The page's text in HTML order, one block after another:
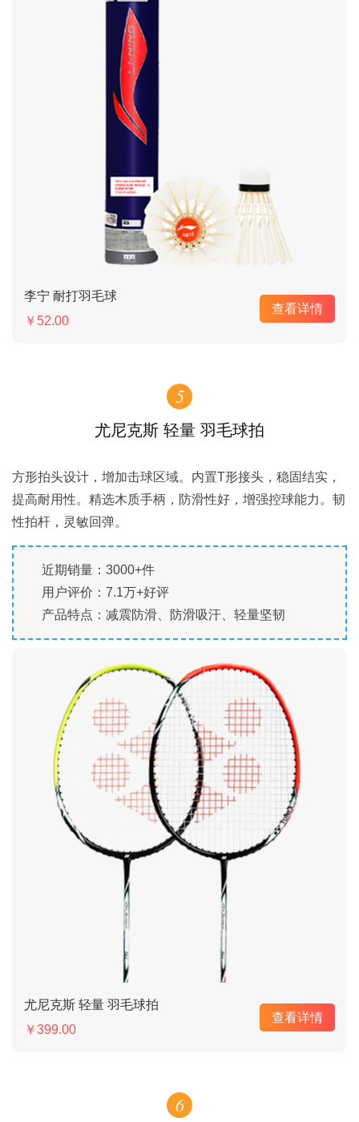
李宁 耐打羽毛球
￥52.00
查看详情
5
尤尼克斯 轻量 羽毛球拍
方形拍头设计，增加击球区域。内置T形接头，稳固结实，
提高耐用性。精选木质手柄，防滑性好，增强控球能力。韧
性拍杆，灵敏回弹。
近期销量：3000+件
用户评价：7.1万+好评
产品特点：减震防滑、防滑吸汗、轻量坚韧
尤尼克斯 轻量 羽毛球拍
￥399.00
查看详情
6